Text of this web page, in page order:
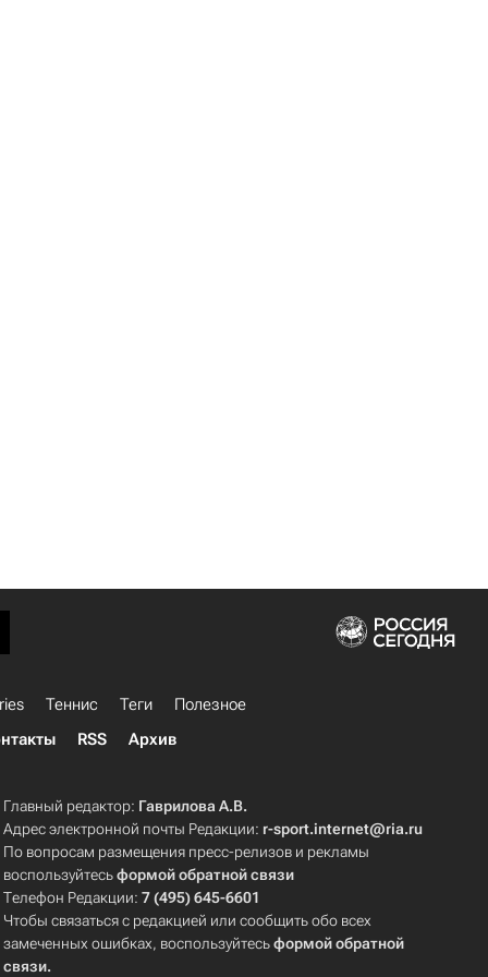
Теннис Теги
Полезное
RSS Архив
Главный редактор: Гаврилова А.В.
Адрес электронной почты Редакции: r-sport.internet@ria.ru
По вопросам размещения пресс-релизов и рекламы
воспользуйтесьформой обратной связи
Телефон Редакции:7 (495) 645-6601
Чтобы связаться с редакцией или сообщить обо всех
замеченных ошибках, воспользуйтесьформой обратной
связи.